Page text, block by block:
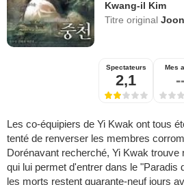
Kwang-il Kim
Titre original
Spectateurs
2,1
Mes
Les co-équipiers de Yi Kwak ont tous
tenté de renverser les membres
Dorénavant recherché, Yi Kwak trouve
qui lui permet d'entrer dans le "Paradis
les morts restent quarante-neuf jours